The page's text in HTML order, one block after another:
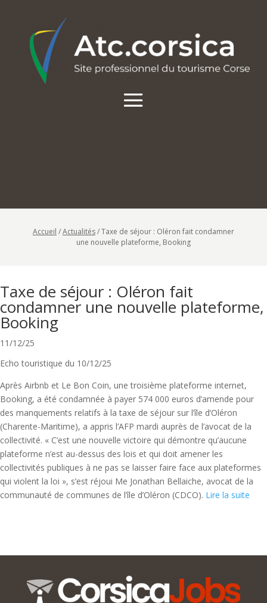
Accueil /Actualités/Taxe de séjour : Oléron fait condamner
une nouvelle plateforme, Booking
Taxe de séjour : Oléron fait
condamner une nouvelle plateforme,
Booking
11/12/25
Echo touristique du 10/12/25
Après Airbnb et Le Bon Coin, une troisième plateforme internet,
Booking, a été condamnée à payer 574 000 euros d’amende pour
des manquements relatifs à la taxe de séjour sur l’île d’Oléron
(Charente-Maritime), a appris l’AFP mardi auprès de l’avocat de la
collectivité. « C’est une nouvelle victoire qui démontre qu’aucune
plateforme n’est au-dessus des lois et qui doit amener les
collectivités publiques à ne pas se laisser faire face aux plateformes
qui violent la loi », s’est réjoui Me Jonathan Bellaiche, avocat de la
communauté de communes de l’île d’Oléron (CDCO). Lire la suite